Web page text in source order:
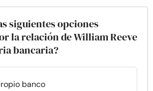
siguientes opciones
la relación de William Reeve
bancaria?
banco